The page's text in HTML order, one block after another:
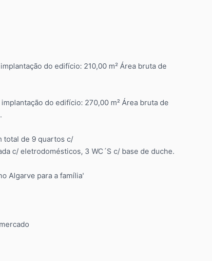
do edifício: 210,00 m² Área bruta de
do edifício: 270,00 m² Área bruta de
total de 9 quartos c/
c/ eletrodomésticos, 3 WC´S c/ base de duche.
Algarve para a família'